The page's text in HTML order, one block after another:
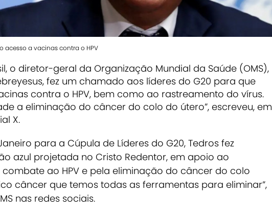
acesso a vacinas contra o HPV
o diretor-geral da Organização Mundial da Saúde (OMS),
fez um chamado aos líderes do G20 para que
contra o HPV, bem como ao rastreamento do vírus.
a eliminação do câncer do colo do útero”, escreveu, em
X.
para a Cúpula de Líderes do G20, Tedros fez
azul projetada no Cristo Redentor, em apoio ao
ao HPV e pela eliminação do câncer do colo
câncer que temos todas as ferramentas para eliminar”,
nas redes sociais.